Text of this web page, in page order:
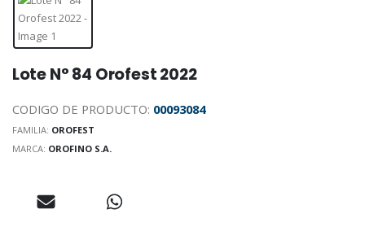
Lote N° 84 Orofest 2022
CODIGO DE PRODUCTO: 00093084
FAMILIA: OROFEST
MARCA: OROFINO S.A.